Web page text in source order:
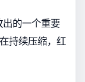
的一个重要
持续压缩，红